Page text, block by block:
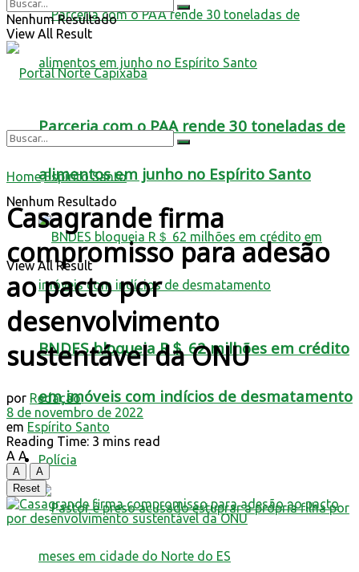
Parceria com o PAA rende 30 toneladas de
alimentos em junho no Espírito Santo
BNDES bloqueia R＄ 62 milhões em crédito
em imóveis com indícios de desmatamento
Polícia
Nenhum Resultado
View All Result
Nenhum Resultado
View All Result
Home Espírito Santo
Casagrande firma
compromisso para adesão
ao pacto por
desenvolvimento
sustentável da ONU
por Redação
8 de novembro de 2022
em Espírito Santo
Reading Time: 3 mins read
A A
A
A
Reset